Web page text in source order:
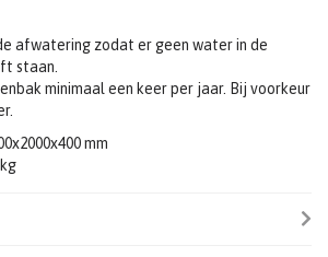
afwatering zodat er geen water in de
staan.
minimaal een keer per jaar. Bij voorkeur
mm